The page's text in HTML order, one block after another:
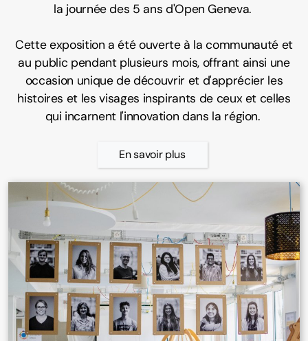
la journée des 5 ans d'Open Geneva.
Cette exposition a été ouverte à la communauté et
au public pendant plusieurs mois, offrant ainsi une
occasion unique de découvrir et d'apprécier les
histoires et les visages inspirants de ceux et celles
qui incarnent l'innovation dans la région.
En savoir plus